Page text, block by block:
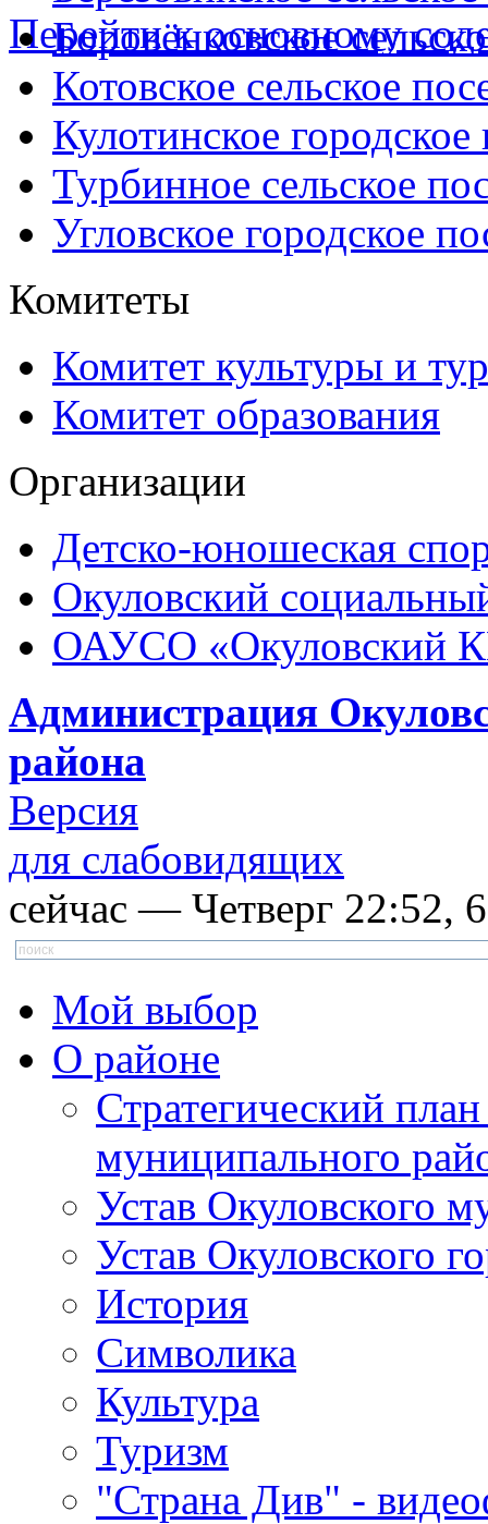
Перейти к основному
Боровёнковское
Котовское сельское
Кулотинское городское
Турбинное сельское
Угловское городское
Комитеты
Комитет культуры и
Комитет образования
Организации
Детско-юношеская
Окуловский
ОАУСО «Окуловский
Администрация
района
Версия
для слабовидящих
сейчас — Четверг 22:52, 6
Мой выбор
О районе
Стратегический
муниципального
Устав Окуловского
Устав Окуловского
История
Символика
Культура
Туризм
"Страна Див" -